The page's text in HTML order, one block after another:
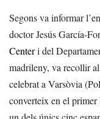
Segons va informar
doctor Jesús García-
Centeri del
madrileny, va recollir
celebrat a Varsòvia
converteix en el